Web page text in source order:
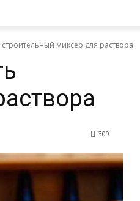
миксер для раствора
309